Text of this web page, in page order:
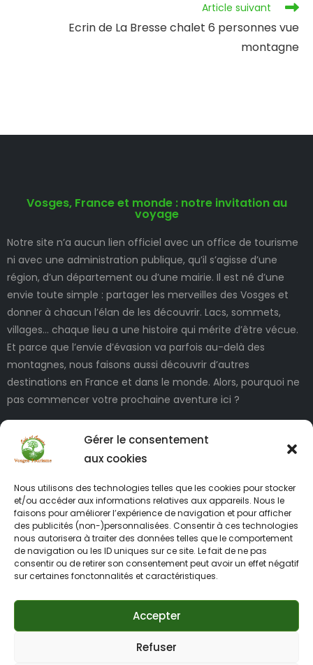
Gérer le consentement
aux cookies
Nous utilisons des technologies telles que les cookies pour stocker
et/ou accéder aux informations relatives aux appareils. Nous le
faisons pour améliorer l’expérience de navigation et pour afficher
des publicités (non-)personnalisées. Consentir à ces technologies
nous autorisera à traiter des données telles que le comportement
de navigation ou les ID uniques sur ce site. Le fait de ne pas
consentir ou de retirer son consentement peut avoir un effet négatif
sur certaines fonctonnalités et caractéristiques.
Accepter
Refuser
Article suivant
Ecrin de La Bresse chalet 6 personnes vue
montagne
Vosges, France et monde : notre invitation au
voyage
Notre site n’a aucun lien officiel avec un office de tourisme
ni avec une administration publique, qu’il s’agisse d’une
région, d’un département ou d’une mairie. Il est né d’une
envie toute simple : partager les merveilles des Vosges et
donner à chacun l’élan de les découvrir. Lacs, sommets,
villages… chaque lieu a une histoire qui mérite d’être vécue.
Et parce que l’envie d’évasion va parfois au-delà des
montagnes, nous faisons aussi découvrir d’autres
destinations en France et dans le monde. Alors, pourquoi ne
pas commencer votre prochaine aventure ici ?
INFORMATIONS LÉGALES